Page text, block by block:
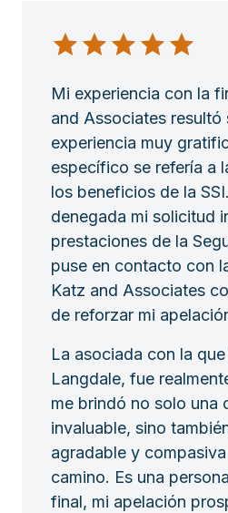
Mi experiencia con la
and Associates resultó
experiencia muy
específico se refería a
los beneficios de la
denegada mi solicitud
prestaciones de la
puse en contacto con
Katz and Associates
de reforzar mi
La asociada con la
Langdale, fue
me brindó no solo una
invaluable, sino
agradable y
camino. Es una
final, mi apelación